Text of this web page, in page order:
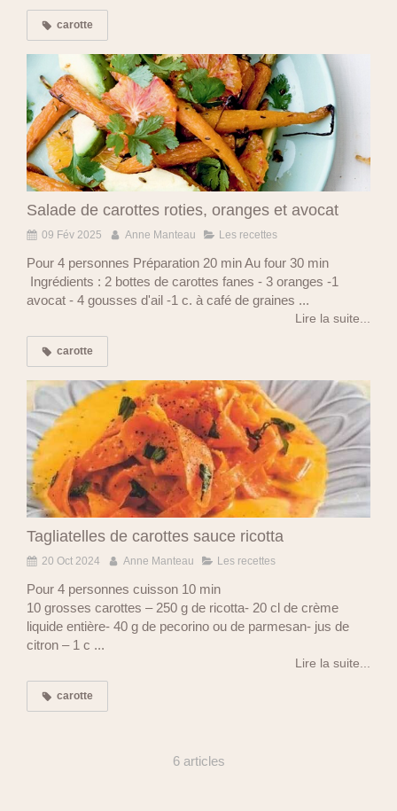
carotte
Salade de carottes roties, oranges et avocat
09 Fév 2025 Anne Manteau Les recettes
Pour 4 personnes Préparation 20 min Au four 30 min
Ingrédients : 2 bottes de carottes fanes - 3 oranges -1
avocat - 4 gousses d'ail -1 c. à café de graines ...
Lire la suite...
carotte
Tagliatelles de carottes sauce ricotta
20 Oct 2024 Anne Manteau Les recettes
Pour 4 personnes cuisson 10 min
10 grosses carottes – 250 g de ricotta- 20 cl de crème
liquide entière- 40 g de pecorino ou de parmesan- jus de
citron – 1 c ...
Lire la suite...
carotte
6 articles